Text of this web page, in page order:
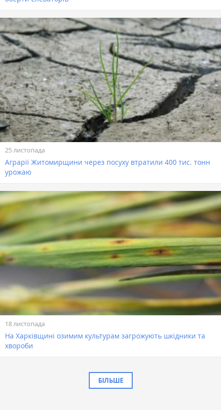
25 листопада
Аграрії Житомирщини через посуху втратили 400 тис. тонн
урожаю
18 листопада
На Харківщині озимим культурам загрожують шкідники та
хвороби
БІЛЬШЕ